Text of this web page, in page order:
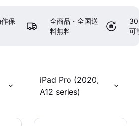
保
全商品・全国送
料無料
30
可
iPad Pro (2020,
A12 series)